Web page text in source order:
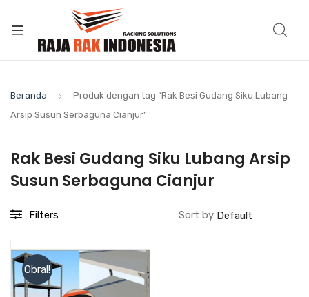
Beranda
Produk dengan tag “Rak Besi Gudang Siku Lubang
Arsip Susun Serbaguna Cianjur”
Rak Besi Gudang Siku Lubang Arsip
Susun Serbaguna Cianjur
Filters Sort by
Obral!